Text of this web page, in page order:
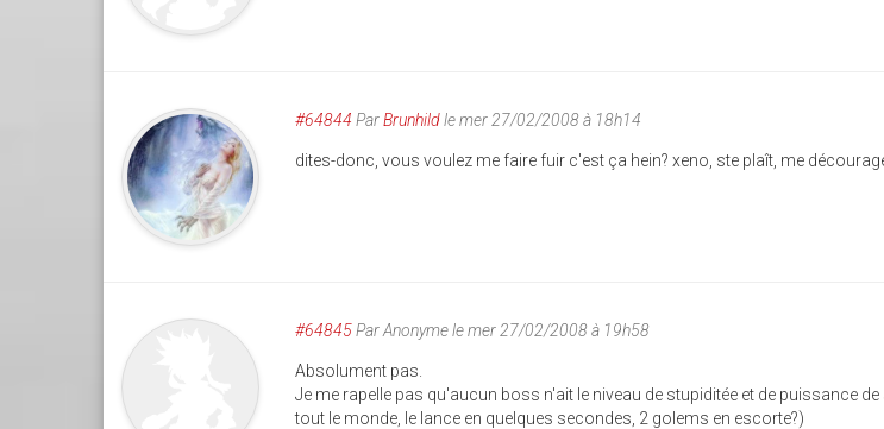
#64844 ParBrunhildle mer 27/02/2008 à 18h14
dites-donc, vous voulez me faire fuir c'est ça hein? xeno, ste plaît, me
#64845ParAnonymele mer 27/02/2008 à 19h58
Absolument pas.
Je me rapelle pas qu'aucun boss n'ait le niveau de stupiditée et de puissance
tout le monde, le lance en quelques secondes, 2 golems en escorte?)